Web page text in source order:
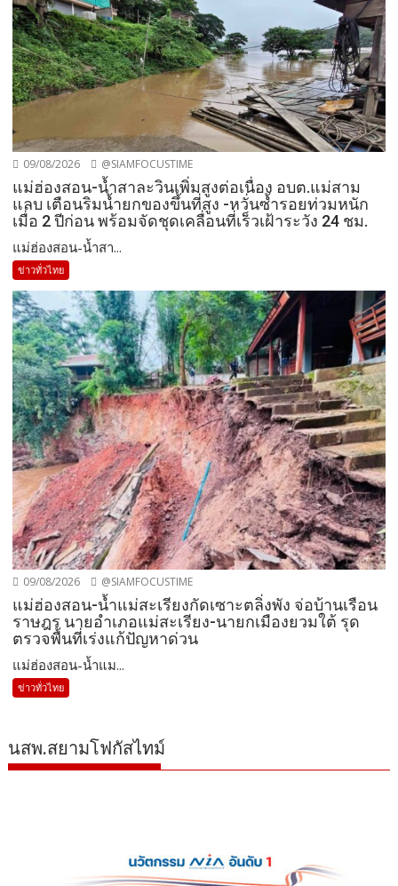
09/08/2026 @SIAMFOCUSTIME
แม่ฮ่องสอน-น้ำสาละวินเพิ่มสูงต่อเนื่อง อบต.แม่สาม
แลบ เตือนริมน้ำยกของขึ้นที่สูง -หวั่นซ้ำรอยท่วมหนัก
เมื่อ 2 ปีก่อน พร้อมจัดชุดเคลื่อนที่เร็วเฝ้าระวัง 24 ชม.
แม่ฮ่องสอน-น้ำสา...
ข่าวทั่วไทย
09/08/2026 @SIAMFOCUSTIME
แม่ฮ่องสอน-น้ำแม่สะเรียงกัดเซาะตลิ่งพัง จ่อบ้านเรือน
ราษฎร นายอำเภอแม่สะเรียง-นายกเมืองยวมใต้ รุด
ตรวจพื้นที่เร่งแก้ปัญหาด่วน
แม่ฮ่องสอน-น้ำแม...
ข่าวทั่วไทย
นสพ.สยามโฟกัสไทม์